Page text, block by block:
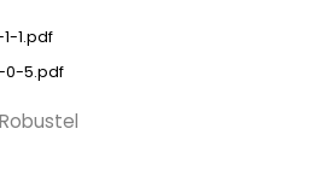
1.pdf
0-5.pdf